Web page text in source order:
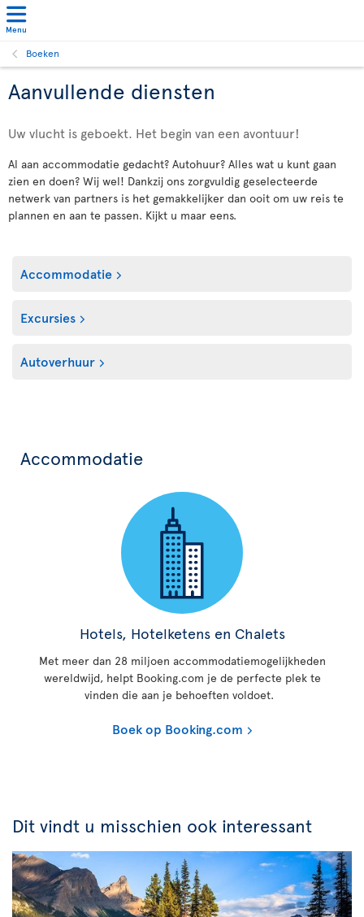
Menu
Boeken
Aanvullende diensten
Uw vlucht is geboekt. Het begin van een avontuur!
Al aan accommodatie gedacht? Autohuur? Alles wat u kunt gaan
zien en doen? Wij wel! Dankzij ons zorgvuldig geselecteerde
netwerk van partners is het gemakkelijker dan ooit om uw reis te
plannen en aan te passen. Kijkt u maar eens.
Accommodatie
Excursies
Autoverhuur
Accommodatie
Hotels, Hotelketens en Chalets
Met meer dan 28 miljoen accommodatiemogelijkheden
wereldwijd, helpt Booking.com je de perfecte plek te
vinden die aan je behoeften voldoet.
Boek op Booking.com
Dit vindt u misschien ook interessant